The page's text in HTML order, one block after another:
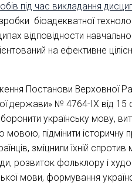
під час викладання
біоадекватної
відповідности
на ефективне
Постанови Верховної
держави» № 4764-IX від 15
українську мову,
підмінити історичну
зміцнили їхній
розвиток фольклору і
мови, формування